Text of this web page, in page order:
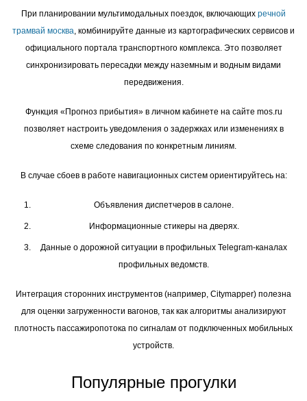
При планировании мультимодальных поездок, включающих речной
трамвай москва, комбинируйте данные из картографических сервисов и
официального портала транспортного комплекса. Это позволяет
синхронизировать пересадки между наземным и водным видами
передвижения.
Функция «Прогноз прибытия» в личном кабинете на сайте mos.ru
позволяет настроить уведомления о задержках или изменениях в
схеме следования по конкретным линиям.
В случае сбоев в работе навигационных систем ориентируйтесь на:
Объявления диспетчеров в салоне.
Информационные стикеры на дверях.
Данные о дорожной ситуации в профильных Telegram-каналах
профильных ведомств.
Интеграция сторонних инструментов (например, Citymapper) полезна
для оценки загруженности вагонов, так как алгоритмы анализируют
плотность пассажиропотока по сигналам от подключенных мобильных
устройств.
Популярные прогулки